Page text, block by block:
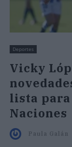
Deportes
Vicky
lista para
Naciones
Paula Galán